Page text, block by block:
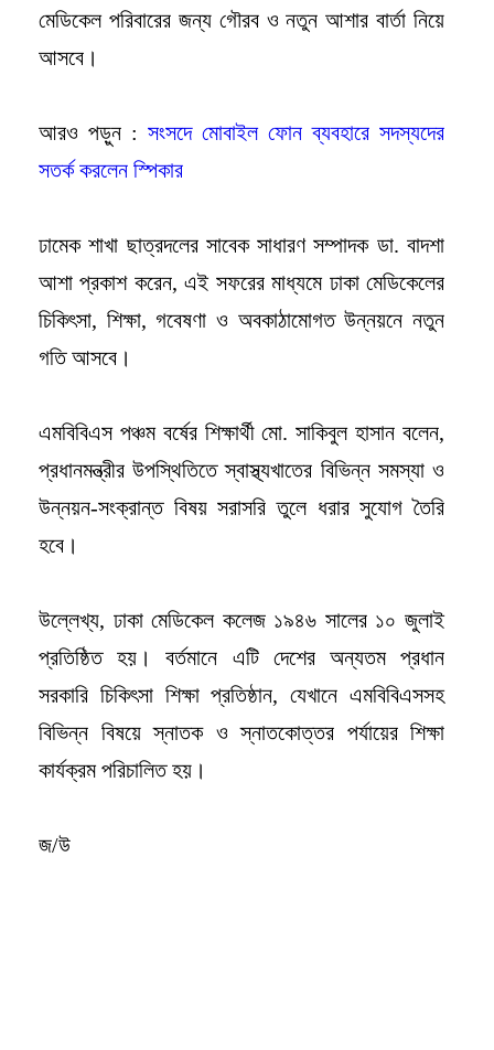
মেডিকেল পরিবারের জন্য গৌরব ও নতুন আশার বার্তা নিয়ে
আসবে।
আরও পড়ুন : সংসদে মোবাইল ফোন ব্যবহারে সদস্যদের
সতর্ক করলেন স্পিকার
ঢামেক শাখা ছাত্রদলের সাবেক সাধারণ সম্পাদক ডা. বাদশা
আশা প্রকাশ করেন, এই সফরের মাধ্যমে ঢাকা মেডিকেলের
চিকিৎসা, শিক্ষা, গবেষণা ও অবকাঠামোগত উন্নয়নে নতুন
গতি আসবে।
এমবিবিএস পঞ্চম বর্ষের শিক্ষার্থী মো. সাকিবুল হাসান বলেন,
প্রধানমন্ত্রীর উপস্থিতিতে স্বাস্থ্যখাতের বিভিন্ন সমস্যা ও
উন্নয়ন-সংক্রান্ত বিষয় সরাসরি তুলে ধরার সুযোগ তৈরি
হবে।
উল্লেখ্য, ঢাকা মেডিকেল কলেজ ১৯৪৬ সালের ১০ জুলাই
প্রতিষ্ঠিত হয়। বর্তমানে এটি দেশের অন্যতম প্রধান
সরকারি চিকিৎসা শিক্ষা প্রতিষ্ঠান, যেখানে এমবিবিএসসহ
বিভিন্ন বিষয়ে স্নাতক ও স্নাতকোত্তর পর্যায়ের শিক্ষা
কার্যক্রম পরিচালিত হয়।
জ/উ